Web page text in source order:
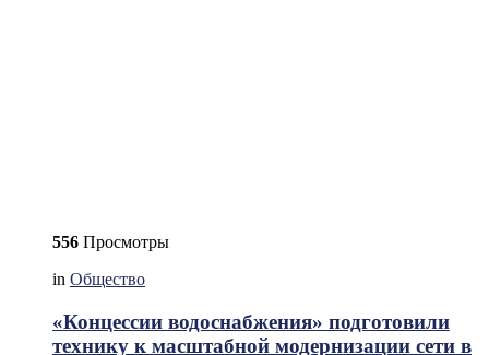
556 Просмотры
in Общество
«Концессии водоснабжения» подготовили
технику к масштабной модернизации сети в